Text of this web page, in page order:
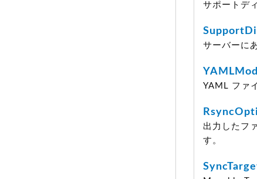
サポートデ
サーバーに
YAML ファ
出力したフ
す。